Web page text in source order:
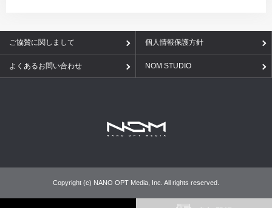
ご協賛に関しまして 個人情報保護方針
よくあるお問い合わせ NOM STUDIO
Copyright (c) NANO OPT Media, Inc. All rights reserved.